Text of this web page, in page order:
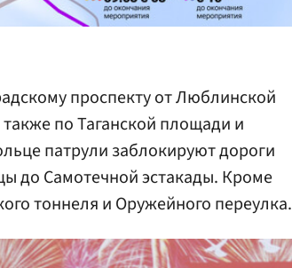
проспекту от Люблинской
по Таганской площади и
патрули заблокируют дороги
до Самотечной эстакады. Кроме
тоннеля и Оружейного переулка.